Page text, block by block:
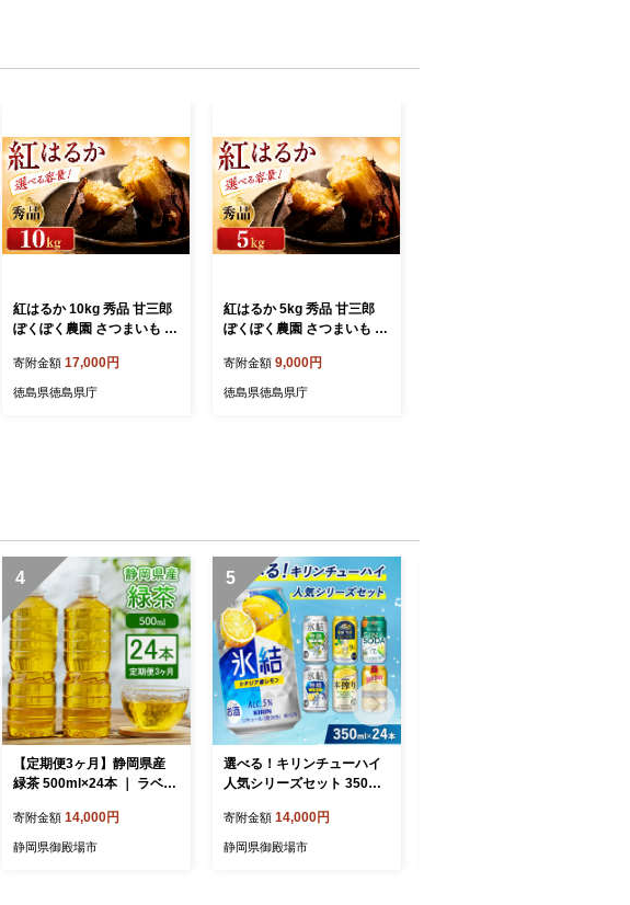
紅はるか 10kg 秀品 甘三郎
ぽくぽく農園 さつまいも サ
芋 やきいも 芋 イモ 野菜 長
期熟成 デザート 旬 農家直
寄附金額 17,000円
徳島県徳島県庁
紅はるか 5kg 秀品 甘三郎
ぽくぽく農園 さつまいも サ
芋 やきいも 芋 イモ 野菜 長
期熟成 デザート 旬 農家直
寄附金額 9,000円
徳島県徳島県庁
4
【定期便3ヶ月】静岡県産
緑茶 500ml×24本 ｜ ラベル
料 ※沖縄・離島への配送不
可
寄附金額 14,000円
静岡県御殿場市
5
選べる！キリンチューハイ
人気シリーズセット 350ml
ただき備考欄へご明記くだ
さい△【チューハイ 缶チュ
寄附金額 14,000円
静岡県御殿場市